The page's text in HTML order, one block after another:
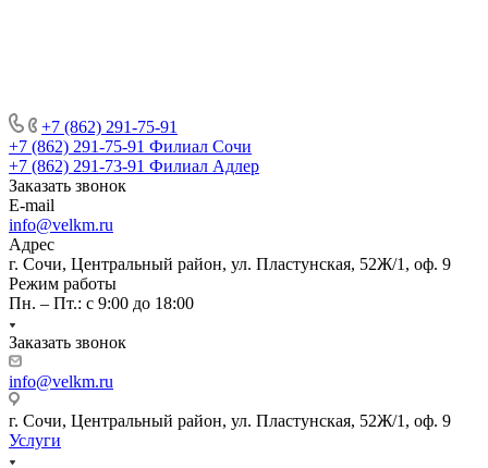
+7 (862) 291-75-91
+7 (862) 291-75-91 Филиал Сочи
+7 (862) 291-73-91 Филиал Адлер
Заказать звонок
E-mail
info@velkm.ru
Адрес
г. Сочи, Центральный район, ул. Пластунская, 52Ж/1, оф. 9
Режим работы
Пн. – Пт.: с 9:00 до 18:00
Заказать звонок
info@velkm.ru
г. Сочи, Центральный район, ул. Пластунская, 52Ж/1, оф. 9
Услуги